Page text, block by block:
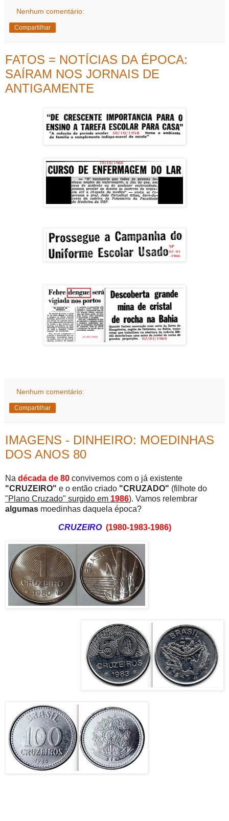
Nenhum comentário:
Compartilhar
FATOS = NOTÍCIAS DA ÉPOCA:
SAÍRAM NOS JORNAIS DE
ANTIGAMENTE
Nenhum comentário:
Compartilhar
IMAGENS - DINHEIRO: MOEDINHAS
DOS ANOS 80
Na década de 80 convivemos com o já existente
"CRUZEIRO" e o então criado "CRUZADO" (filhote do
"Plano Cruzado" surgido em 1986). Vamos relembrar
algumas moedinhas daquela época?
CRUZEIRO (1980-1983-1986)